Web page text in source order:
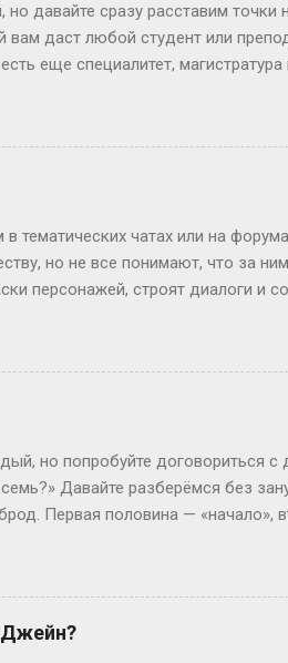
выг...
давайте сразу расставим точки
вам даст любой студент или
еще специалитет,
Представьте себе обычного
года. Это четыре курса:
– финишная прямая с
в России. Четыре года
Для них существуе...
тематических чатах или на
но не все понимают, что за
персонажей, строят диалоги и
от «ролевить», которое, в
с настолками или
» здесь — как приставка
бы, парадокс: чтобы
но попробуйте договориться
Давайте разберёмся без
Первая половина — «начало»,
окно — вдруг заскочат на чай
то — до 6:30. Представьте, что
действия. Путаница: откуда
в 6:45, третий в 7:10. И все
Джейн?